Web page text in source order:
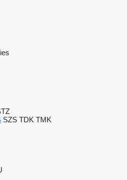
SZS TDK TMK